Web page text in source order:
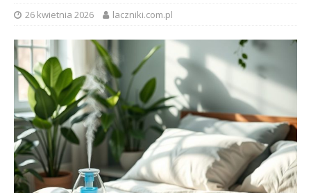
26 kwietnia 2026 laczniki.com.pl